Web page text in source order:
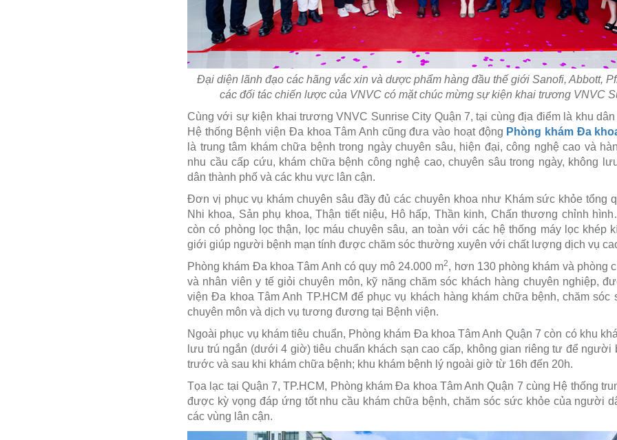
Đại diện lãnh đạo các hãng vắc xin và dược phẩm hàng đầu thế giới Sanofi, Abbott,
các đối tác chiến lược của VNVC có mặt chúc mừng sự kiện khai trương VNVC
Cùng với sự kiện khai trương VNVC Sunrise City Quận 7, tại cùng địa điểm là khu
Hệ thống Bệnh viện Đa khoa Tâm Anh cũng đưa vào hoạt động Phòng khám Đa
là trung tâm khám chữa bệnh trong ngày chuyên sâu, hiện đại, công nghệ cao và
nhu cầu cấp cứu, khám chữa bệnh công nghệ cao, chuyên sâu trong ngày, không
dân thành phố và các khu vực lân cận.
Đơn vị phục vụ khám chuyên sâu đầy đủ các chuyên khoa như Khám sức khỏe tổng
Nhi khoa, Sản phụ khoa, Thận tiết niệu, Hô hấp, Thần kinh, Chấn thương chỉnh
còn có phòng lọc thận, lọc máu chuyên sâu, an toàn với các hệ thống máy lọc khép
giới giúp người bệnh mạn tính được chăm sóc thường xuyên với chất lượng dịch vụ
Phòng khám Đa khoa Tâm Anh có quy mô 24.000 m2, hơn 130 phòng khám và phòng
và nhân viên y tế giỏi chuyên môn, kỹ năng chăm sóc khách hàng chuyên nghiệp,
viện Đa khoa Tâm Anh TP.HCM để phục vụ khách hàng khám chữa bệnh, chăm
chuyên môn và dịch vụ tương đương tại Bệnh viện.
Ngoài phục vụ khám tiêu chuẩn, Phòng khám Đa khoa Tâm Anh Quận 7 còn có khu
lưu trú ngắn (dưới 4 giờ) tiêu chuẩn khách sạn cao cấp, không gian riêng tư để người
trước và sau khi khám chữa bệnh; khu khám bệnh lý ngoài giờ từ 16h đến 20h.
Tọa lạc tại Quận 7, TP.HCM, Phòng khám Đa khoa Tâm Anh Quận 7 cùng Hệ thống
được kỳ vọng đáp ứng tốt nhu cầu khám chữa bệnh, chăm sóc sức khỏe của người
các vùng lân cận.